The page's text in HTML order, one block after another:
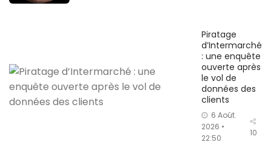
Piratage
d’Intermarché
: une enquête
ouverte après
le vol de
données des
clients
6 Août.
2026 •
22:50
10